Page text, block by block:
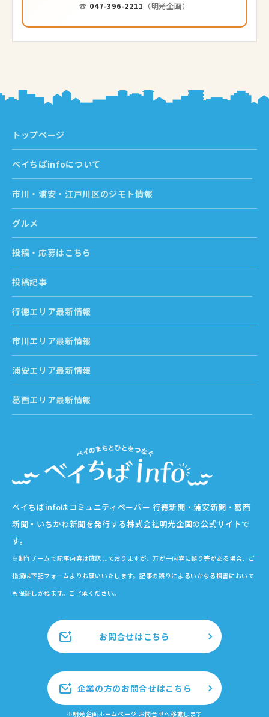
☎ 047-396-2211 （明光企画）
ベイちばinfoはコミュニティペーパー 行徳新聞・浦安新聞・葛西
新聞・いちかわ新聞を発行する株式会社明光企画の公式サイトで
す。
※制作チームで記事内容は確認しておりますが、万が一内容に誤り等がある場合、ご
指摘は下記フォームよりお願いいたします。記事の誤りによるいかなる損害において
も保証しかねます。ご了承ください。
お問合せはこちら
企業の方のお問合せはこちら
※明光企画ホームページ お問合せへ移動します
トップページ
ベイちばinfoについて
市川・浦安・江戸川区のジモト情報
グルメ
投稿・応募はこちら
投稿記事
行徳エリア最新情報
市川エリア最新情報
浦安エリア最新情報
葛西エリア最新情報